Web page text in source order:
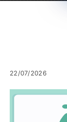
22/07/2026